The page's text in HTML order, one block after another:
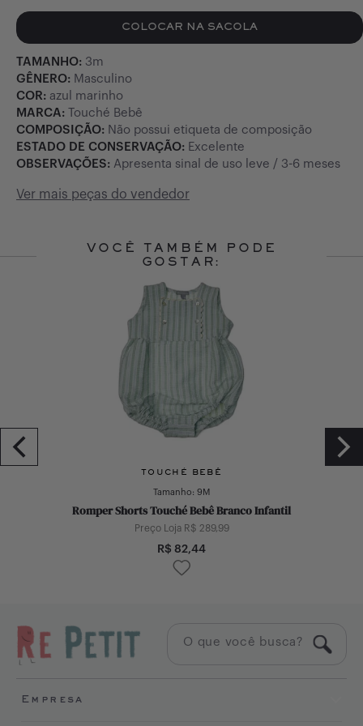
COLOCAR NA SACOLA
TAMANHO: 3m
GÊNERO: Masculino
COR: azul marinho
MARCA:
Touché Bebê
COMPOSIÇÃO: Não possui etiqueta de composição
ESTADO DE CONSERVAÇÃO: Excelente
OBSERVAÇÕES: Apresenta sinal de uso leve / 3-6 meses
Ver mais peças do vendedor
VOCÊ TAMBÉM PODE
GOSTAR:
TOUCHÉ BEBÊ
Tamanho: 9M
Romper Shorts Touché Bebê Branco Infantil
Preço Loja R$ 289,99
R$ 82,44
Empresa